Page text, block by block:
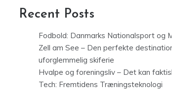
Recent Posts
Fodbold: Danmarks Nationalsport og
Zell am See – Den perfekte
uforglemmelig skiferie
Hvalpe og foreningsliv – Det kan
Tech: Fremtidens Træningsteknologi